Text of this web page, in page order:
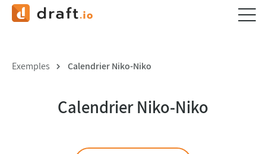
Exemples Calendrier Niko-Niko
Calendrier Niko-Niko